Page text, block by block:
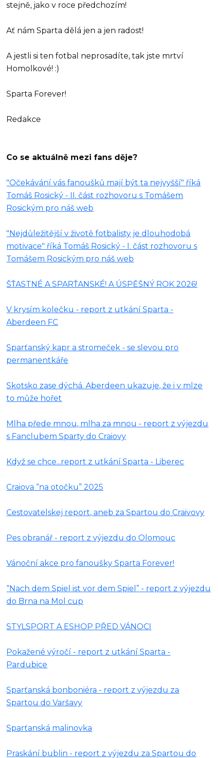
stejně, jako v roce předchozím!
Ať nám Sparta dělá jen a jen radost!
A jestli si ten fotbal neprosadíte, tak jste mrtví
Homolkové! :)
Sparta Forever!
Redakce
Co se aktuálně mezi fans děje?
"Očekávání vás fanoušků mají být ta nejvyšší" říká
Tomáš Rosický - II. část rozhovoru s Tomášem
Rosickým pro náš web
"Nejdůležitější v životě fotbalisty je dlouhodobá
motivace" říká Tomáš Rosický - I. část rozhovoru s
Tomášem Rosickým pro náš web
ŠŤASTNÉ A SPARŤANSKÉ! A ÚSPĚŠNÝ ROK 2026!
V krysím kolečku - report z utkání Sparta -
Aberdeen FC
Sparťanský kapr a stromeček - se slevou pro
permanentkáře
Skotsko zase dýchá. Aberdeen ukazuje, že i v mlze
to může hořet
Mlha přede mnou, mlha za mnou - report z výjezdu
s Fanclubem Sparty do Craiovy
Když se chce...report z utkání Sparta - Liberec
Craiova “na otočku” 2025
Cestovatelskej report, aneb za Spartou do Craivovy
Pes obranář - report z výjezdu do Olomouc
Vánoční akce pro fanoušky Sparta Forever!
“Nach dem Spiel ist vor dem Spiel” - report z výjezdu
do Brna na Mol cup
STYLSPORT A ESHOP PŘED VÁNOCI
Pokažené výročí - report z utkání Sparta -
Pardubice
Sparťanská bonboniéra - report z výjezdu za
Spartou do Varšavy
Sparťanská malinovka
Praskání bublin - report z výjezdu za Spartou do